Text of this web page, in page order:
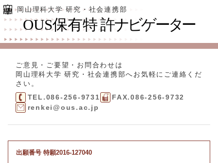
岡山理科大学 研究・社会連携部
ご意見・ご要望・お問合わせは
岡山理科大学 研究・社会連携部へお気軽にご連絡くだ
さい。
TEL.086-256-9731
FAX.086-256-9732
renkei@ous.ac.jp
出願番号 特願2016-127040